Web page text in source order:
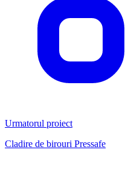
Urmatorul proiect
Cladire de birouri Pressafe